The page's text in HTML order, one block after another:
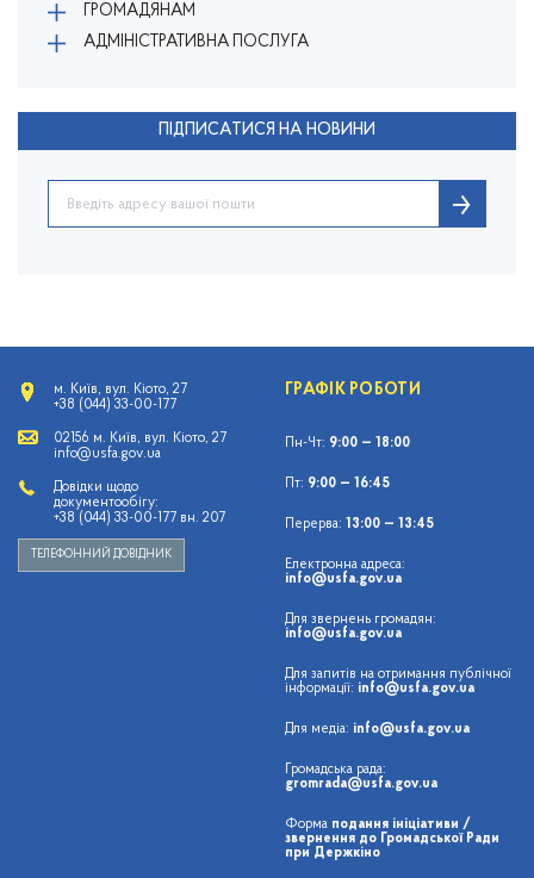
ГРОМАДЯНАМ
АДМІНІСТРАТИВНА ПОСЛУГА
ПІДПИСАТИСЯ НА НОВИНИ
м. Київ, вул. Кіото, 27
+38 (044) 33-00-177
02156 м. Київ, вул. Кіото, 27
info@usfa.gov.ua
Довідки щодо
документообігу:
+38 (044) 33-00-177 вн. 207
ТЕЛЕФОННИЙ ДОВІДНИК
ГРАФІК РОБОТИ
Пн-Чт: 9:00 — 18:00
Пт: 9:00 — 16:45
Перерва: 13:00 — 13:45
Електронна адреса:
info@usfa.gov.ua
Для звернень громадян:
info@usfa.gov.ua
Для запитів на отримання публічної
інформації: info@usfa.gov.ua
Для медіа: info@usfa.gov.ua
Громадська рада:
gromrada@usfa.gov.ua
Форма подання ініціативи /
звернення до Громадської Ради
при Держкіно